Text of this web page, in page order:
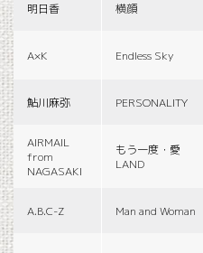
明日香 横顔
A×K Endless Sky
鮎川麻弥 PERSONALITY
AIRMAIL
from
NAGASAKI
もう一度・愛
LAND
A.B.C-Z Man and Woman